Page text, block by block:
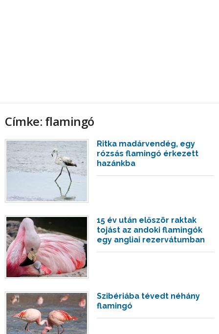
Címke: flamingó
Ritka madárvendég, egy
rózsás flamingó érkezett
hazánkba
15 év után először raktak
tojást az andoki flamingók
egy angliai rezervátumban
Szibériába tévedt néhány
flamingó